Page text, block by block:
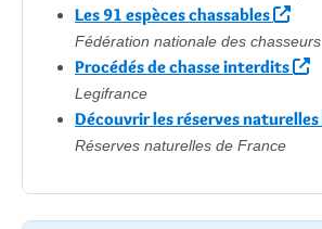
Les 91 espèces chassables
Fédération nationale des chasseurs
Procédés de chasse interdits
Legifrance
Découvrir les réserves naturelles
Réserves naturelles de France